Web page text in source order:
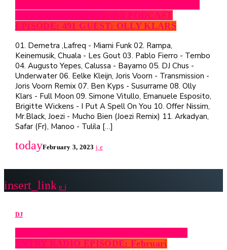
STEREO PRODUCTIONS PODCAST
EPISODE: 491 GUEST: OLLY KLARS
01. Demetra ,Lafreq - Miami Funk 02. Rampa,
Keinemusik, Chuala - Les Gout 03. Pablo Fierro - Tembo
04. Augusto Yepes, Calussa - Bayamo 05. DJ Chus -
Underwater 06. Eelke Kleijn, Joris Voorn - Transmission -
Joris Voorn Remix 07. Ben Kyps - Susurrame 08. Olly
Klars - Full Moon 09. Simone Vitullo, Emanuele Esposito,
Brigitte Wickens - I Put A Spell On You 10. Offer Nissim,
Mr.Black, Joezi - Mucho Bien (Joezi Remix) 11. Arkadyan,
Safar (Fr), Manoo - Tulila […]
todayFebruary 3, 2023
insert_link
DJ
ENTRY RADIO EPISODE: Februari